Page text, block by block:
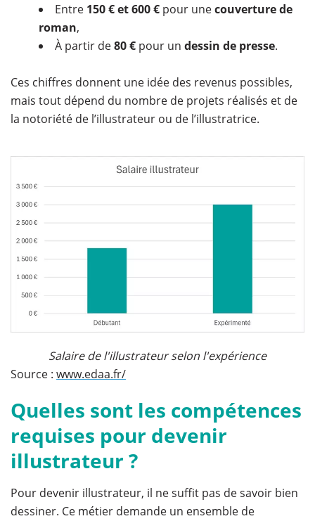
Entre 150 € et 600 € pour unecouverture de
roman,
À partir de80 € pour un dessin de presse.
Ces chiffres donnent une idée des revenus possibles,
mais tout dépend du nombre de projets réalisés et de
la notoriété de l’illustrateur ou de l’illustratrice.
Salaire de l'illustrateur selon l'expérience
Source : www.edaa.fr/
Quelles sont les compétences
requises pour devenir
illustrateur ?
Pour devenir illustrateur, il ne suffit pas de savoir bien
dessiner. Ce métier demande un ensemble de